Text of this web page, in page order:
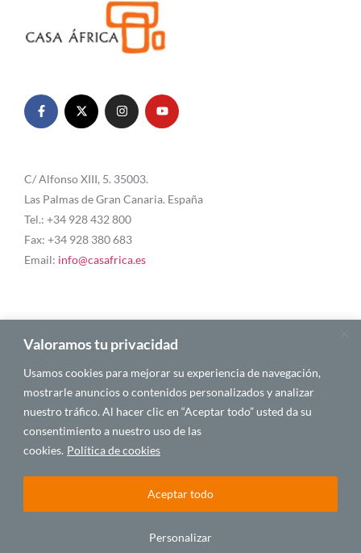
Valoramos tu privacidad
Usamos cookies para mejorar su experiencia de navegación,
mostrarle anuncios o contenidos personalizados y analizar
nuestro tráfico. Al hacer clic en “Aceptar todo” usted da su
consentimiento a nuestro uso de las
cookies. Política de cookies
Personalizar
Aceptar todo
C/ Alfonso XIII, 5. 35003.
Las Palmas de Gran Canaria. España
Tel.: +34 928 432 800
Fax: +34 928 380 683
Email: info@casafrica.es
Blog
Quiénes somos
Autores
Español